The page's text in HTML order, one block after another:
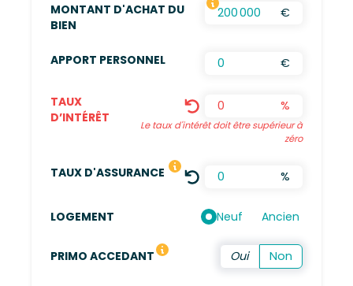
MONTANT D'ACHAT DU
BIEN
€
APPORT PERSONNEL €
TAUX
D’INTÉRÊT
%
Le taux d'intérêt doit être supérieur à
zéro
TAUX D'ASSURANCE LE TAUX DÉFINI EST UNE
%
LOGEMENT Neuf Ancien
PRIMO ACCEDANT
Vous n'avez pas été propriétaire de votre résidence